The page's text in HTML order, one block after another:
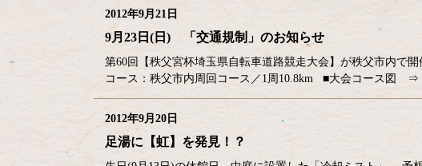
2012年9月21日
9月23日(日) 「交通規制」のお知らせ
第60回【秩父宮杯埼玉県自転車道路競走大会】が秩父市内で
コース：秩父市内周回コース／1周10.8km ■大会コース図 ⇒
2012年9月20日
足湯に【虹】を発見！？